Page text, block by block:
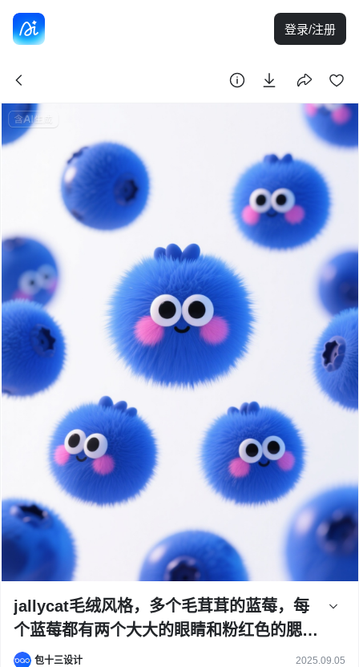
登录/注册
jallycat毛绒风格，多个毛茸茸的蓝莓，每
个蓝莓都有两个大大的眼睛和粉红色的腮
红，柔顺的毛发质感，干净的极简白色背
包十三设计 2025.09.05